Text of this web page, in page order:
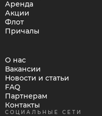
Аренда
Акции
Флот
Причалы
О нас
Вакансии
Новости и статьи
FAQ
Партнерам
Контакты
СОЦИАЛЬНЫЕ СЕТИ